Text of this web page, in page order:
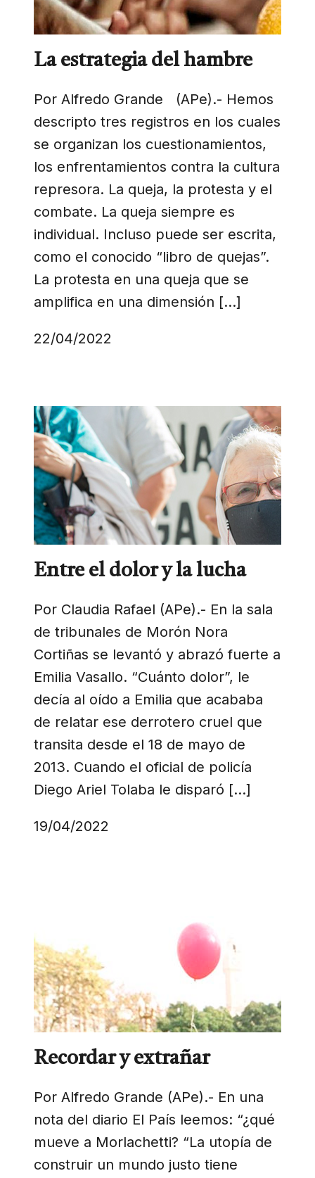
La estrategia del hambre
Por Alfredo Grande (APe).- Hemos
descripto tres registros en los cuales
se organizan los cuestionamientos,
los enfrentamientos contra la cultura
represora. La queja, la protesta y el
combate. La queja siempre es
individual. Incluso puede ser escrita,
como el conocido “libro de quejas”.
La protesta en una queja que se
amplifica en una dimensión […]
22/04/2022
Entre el dolor y la lucha
Por Claudia Rafael (APe).- En la sala
de tribunales de Morón Nora
Cortiñas se levantó y abrazó fuerte a
Emilia Vasallo. “Cuánto dolor”, le
decía al oído a Emilia que acababa
de relatar ese derrotero cruel que
transita desde el 18 de mayo de
2013. Cuando el oficial de policía
Diego Ariel Tolaba le disparó […]
19/04/2022
Recordar y extrañar
Por Alfredo Grande (APe).- En una
nota del diario El País leemos: “¿qué
mueve a Morlachetti? “La utopía de
construir un mundo justo tiene